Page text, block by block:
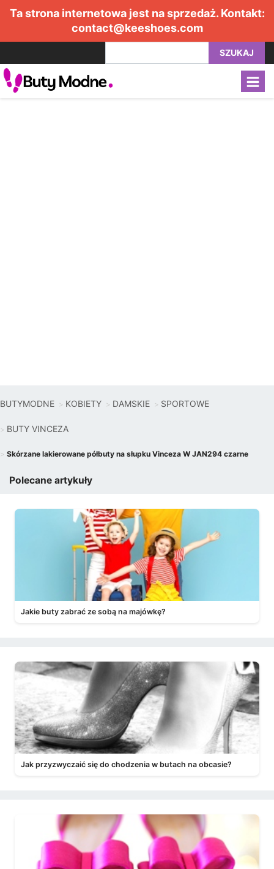
Ta strona internetowa jest na sprzedaż. Kontakt:
contact@keeshoes.com
SZUKAJ
BUTYMODNE KOBIETY DAMSKIE SPORTOWE
BUTY VINCEZA
Skórzane lakierowane półbuty na słupku Vinceza W JAN294 czarne
Polecane artykuły
Jakie buty zabrać ze sobą na majówkę?
Jak przyzwyczaić się do chodzenia w butach na obcasie?